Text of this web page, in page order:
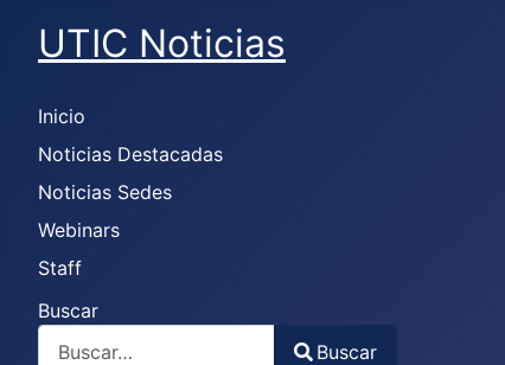
UTIC Noticias
Inicio
Noticias Destacadas
Noticias Sedes
Webinars
Staff
Buscar
Buscar